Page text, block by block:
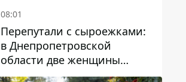
08:01
Перепутали с сыроежками:
в Днепропетровской
области две женщины
отравились грибами